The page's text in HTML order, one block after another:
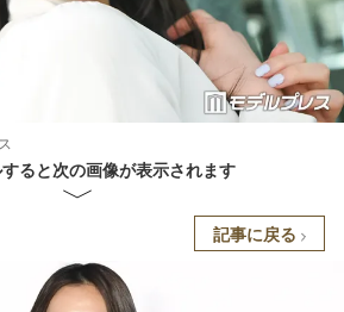
ると次の画像が表示されます
記事に戻る